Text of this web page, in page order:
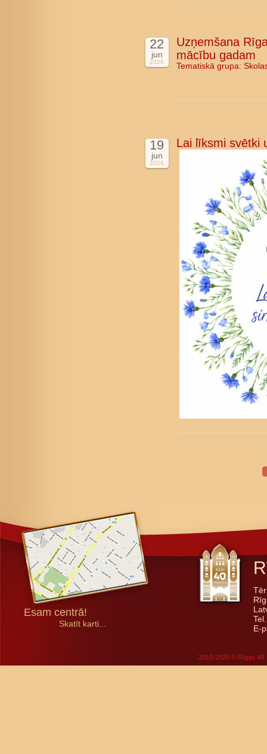
22
jun
2026
Uzņemšana
mācību gadam
Tematiskā grupa:
19
jun
2026
Lai līksmi svētki
Esam centrā!
Skatīt karti...
E-
2010-2026 © Rīgas